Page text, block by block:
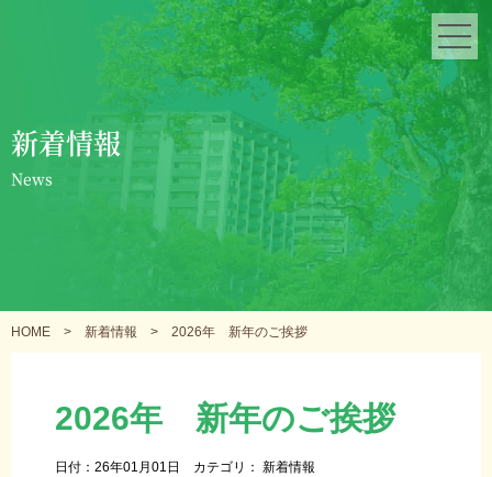
新着情報
News
HOME > 新着情報 > 2026年 新年のご挨拶
2026年 新年のご挨拶
日付：26年01月01日 カテゴリ： 新着情報